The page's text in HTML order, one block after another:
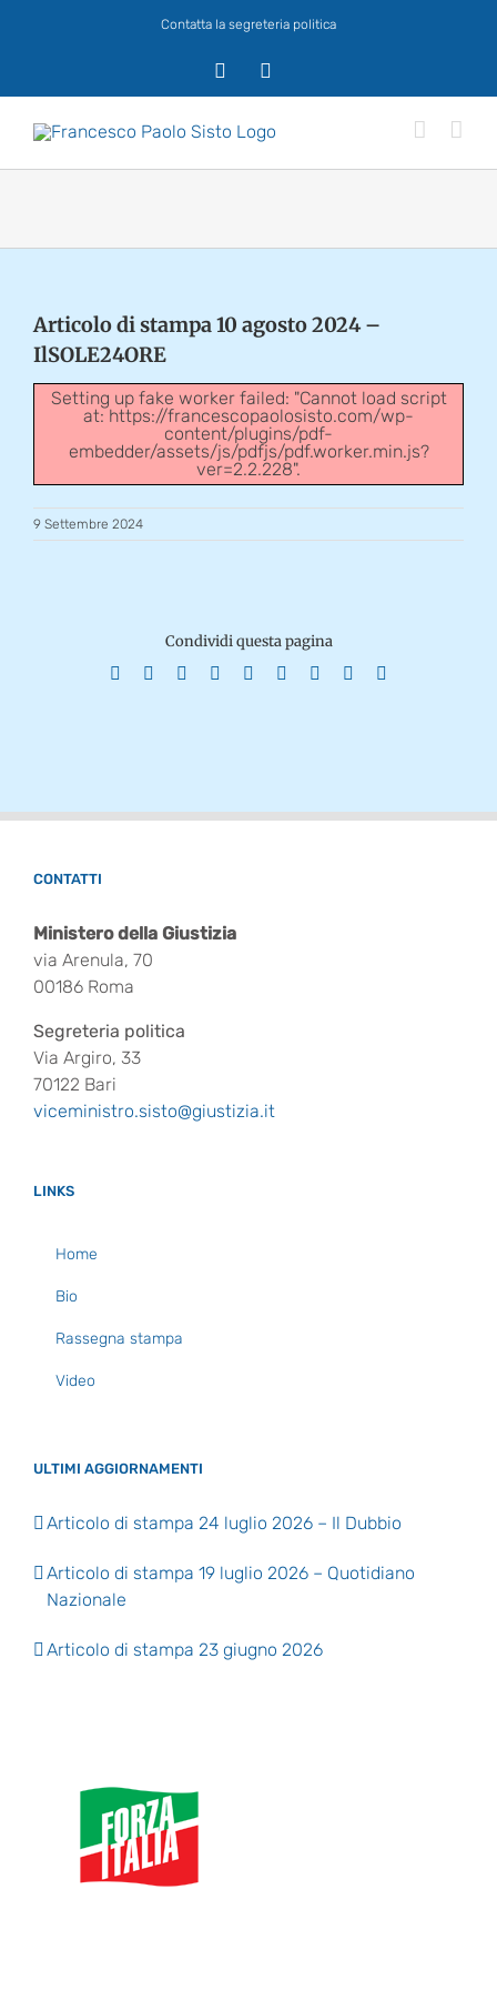
Contatta la segreteria politica
Articolo di stampa 10 agosto 2024 –
IlSOLE24ORE
Setting up fake worker failed: "Cannot load script
at: https://francescopaolosisto.com/wp-
content/plugins/pdf-
embedder/assets/js/pdfjs/pdf.worker.min.js?
ver=2.2.228".
9 Settembre 2024
Condividi questa pagina
Facebook Reddit LinkedInWhatsApp
TumblrPinterest
CONTATTI
Ministero della Giustizia
via Arenula, 70
00186 Roma
Segreteria politica
Via Argiro, 33
70122 Bari
viceministro.sisto@giustizia.it
LINKS
Home
Bio
Rassegna stampa
Video
ULTIMI AGGIORNAMENTI
Articolo di stampa 24 luglio 2026 – Il Dubbio
Articolo di stampa 19 luglio 2026 – Quotidiano
Nazionale
Articolo di stampa 23 giugno 2026